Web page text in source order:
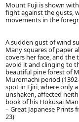
Mount Fuji is shown
fight against the gusts,
movements in the
A sudden gust of wind
Many squares of paper
covers her face, and
avoid it and clinging to
beautiful pine forest of
Muromachi period
spot in Ejiri, where only
unshaken, affected
book of his Hokusai
– Great Japanese Prints
23)